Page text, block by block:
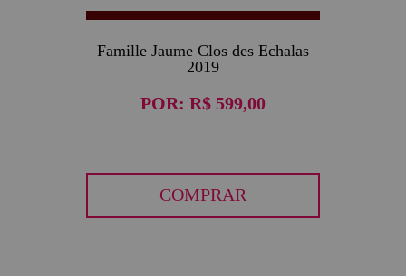
Famille Jaume Clos des Echalas
2019
POR: R$ 599,00
COMPRAR